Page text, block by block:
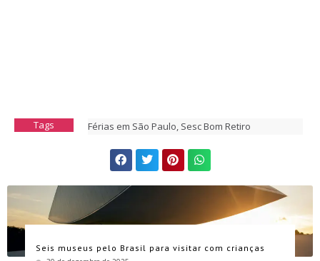
Tags Férias em São Paulo Sesc Bom Retiro
Seis museus pelo Brasil para visitar com crianças